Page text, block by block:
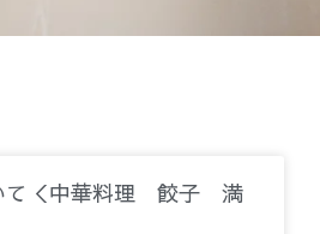
て＜中華料理 餃子 満